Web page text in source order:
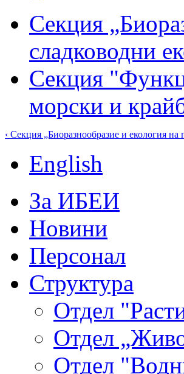
Секция
сладководни
Секция
морски и
‹ Секция „Биоразнообразие и екология на
English
За ИБЕИ
Новини
Персонал
Структура
Отдел
Отдел
Отдел